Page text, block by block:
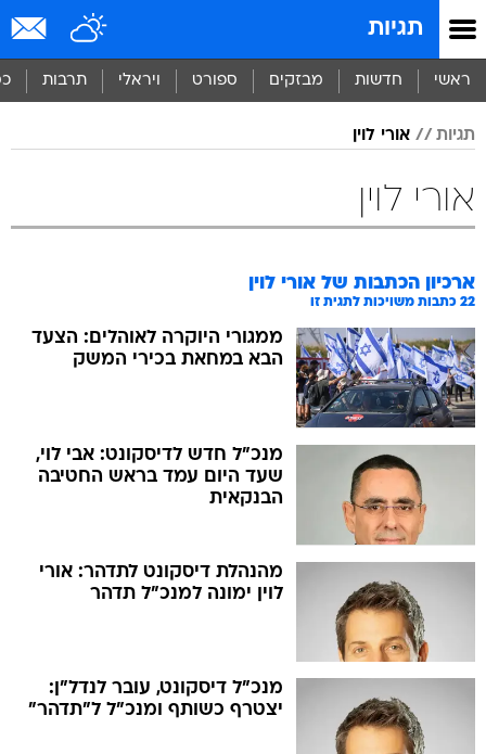
תגיות
ראשי חדשות מבזקים ספורט ויראלי תרבות
תגיות אורי לוין
אורי לוין
ארכיון הכתבות של אורי לוין
22 כתבות משויכות לתגית זו
ממגורי היוקרה לאוהלים: הצעד
הבא במחאת בכירי המשק
מנכ"ל חדש לדיסקונט: אבי לוי,
שעד היום עמד בראש החטיבה
הבנקאית
מהנהלת דיסקונט לתדהר: אורי
לוין ימונה למנכ"ל תדהר
מנכ"ל דיסקונט, עובר לנדל"ן:
יצטרף כשותף ומנכ"ל ל"תדהר"